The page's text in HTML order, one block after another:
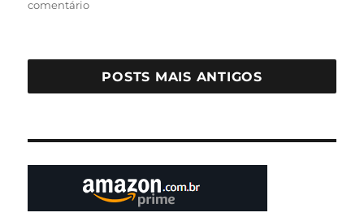
comentárioem
lança
Guns,
metroidvania
POSTS MAIS ANTIGOS